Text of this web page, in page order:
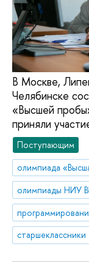
В Москве,
Челябинске
«Высшей
приняли
Поступающим
олимпиада
олимпиады НИУ
старшеклассники